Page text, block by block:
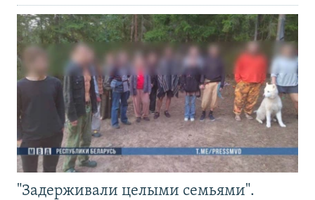
"Задерживали целыми семьями".